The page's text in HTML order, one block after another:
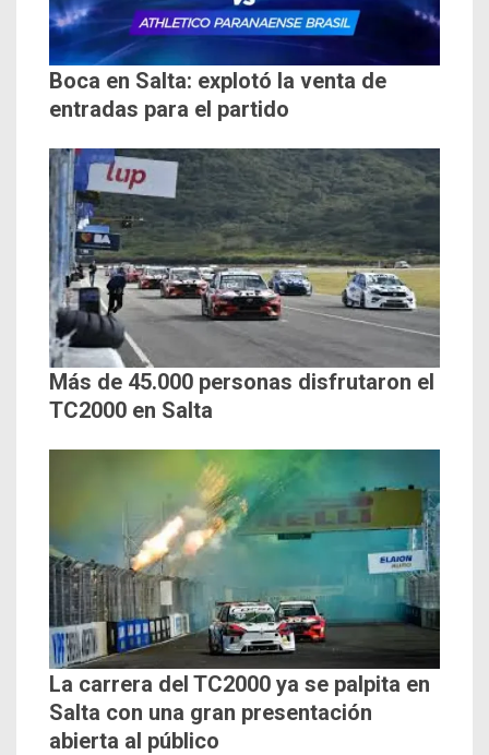
Boca en Salta: explotó la venta de
entradas para el partido
Más de 45.000 personas disfrutaron el
TC2000 en Salta
La carrera del TC2000 ya se palpita en
Salta con una gran presentación
abierta al público